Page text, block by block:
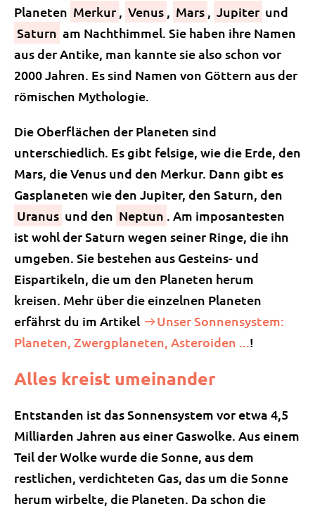
Planeten Merkur , Venus , Mars , Jupiter und
Saturn am Nachthimmel. Sie haben ihre Namen
aus der Antike, man kannte sie also schon vor
2000 Jahren. Es sind Namen von Göttern aus der
römischen Mythologie.
Die Oberflächen der Planeten sind
unterschiedlich. Es gibt felsige, wie die Erde, den
Mars, die Venus und den Merkur. Dann gibt es
Gasplaneten wie den Jupiter, den Saturn, den
Uranus und den Neptun . Am imposantesten
ist wohl der Saturn wegen seiner Ringe, die ihn
umgeben. Sie bestehen aus Gesteins- und
Eispartikeln, die um den Planeten herum
kreisen. Mehr über die einzelnen Planeten
erfährst du im Artikel
Unser Sonnensystem:
Planeten, Zwergplaneten, Asteroiden ...!
Alles kreist umeinander
Entstanden ist das Sonnensystem vor etwa 4,5
Milliarden Jahren aus einer Gaswolke. Aus einem
Teil der Wolke wurde die Sonne, aus dem
restlichen, verdichteten Gas, das um die Sonne
herum wirbelte, die Planeten. Da schon die